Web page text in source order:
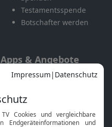
Testamentsspende
Botschafter werden
Apps & Angebote
Mobile App
Smart TV